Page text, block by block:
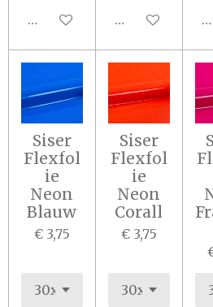
In winkelwagenIn winkelwagen
Siser
Flexfol
ie
Neon
Blauw
€ 3,75
Siser
Flexfol
ie
Neon
Corall
€ 3,75